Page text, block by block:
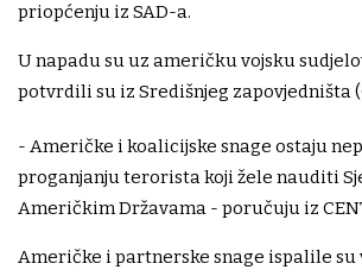
priopćenju iz SAD-a.
U napadu su uz američku vojsku
potvrdili su iz Središnjeg zapovjedništa
- Američke i koalicijske snage ostaju
proganjanju terorista koji žele nauditi
Američkim Državama - poručuju iz
Američke i partnerske snage ispalile su